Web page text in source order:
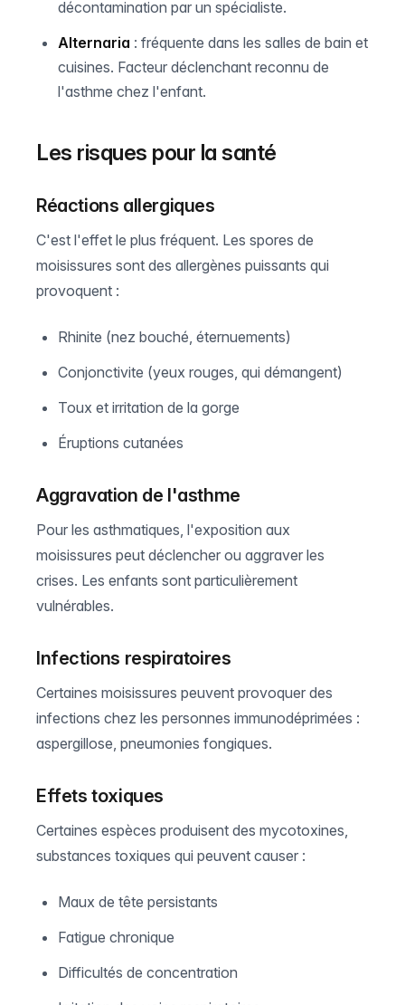
décontamination par un spécialiste.
Alternaria : fréquente dans les salles de bain et
cuisines. Facteur déclenchant reconnu de
l'asthme chez l'enfant.
Les risques pour la santé
Réactions allergiques
C'est l'effet le plus fréquent. Les spores de
moisissures sont des allergènes puissants qui
provoquent :
Rhinite (nez bouché, éternuements)
Conjonctivite (yeux rouges, qui démangent)
Toux et irritation de la gorge
Éruptions cutanées
Aggravation de l'asthme
Pour les asthmatiques, l'exposition aux
moisissures peut déclencher ou aggraver les
crises. Les enfants sont particulièrement
vulnérables.
Infections respiratoires
Certaines moisissures peuvent provoquer des
infections chez les personnes immunodéprimées :
aspergillose, pneumonies fongiques.
Effets toxiques
Certaines espèces produisent des mycotoxines,
substances toxiques qui peuvent causer :
Maux de tête persistants
Fatigue chronique
Difficultés de concentration